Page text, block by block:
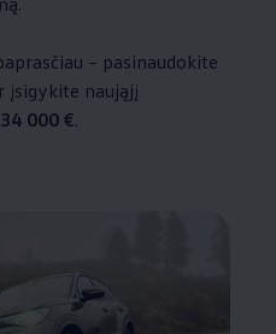
– pasinaudokite
įsigykite naująjį
000 €.